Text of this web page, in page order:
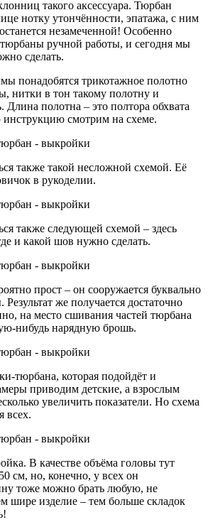
такого аксессуара. Тюрбан
нотку утончённости, эпатажа, с ним
незамеченной! Особенно
тюрбаны ручной работы, и сегодня мы
сделать.
понадобятся трикотажное полотно
нитки в тон такому полотну и
Длина полотна – это полтора обхвата
смотрим на схеме.
также такой несложной схемой. Её
в рукоделии.
также следующей схемой – здесь
и какой шов нужно сделать.
прост – он сооружается буквально
же получается достаточно
на место сшивания частей тюрбана
нибудь нарядную брошь.
тюрбана, которая подойдёт и
приводим детские, а взрослым
увеличить показатели. Но схема
всех.
В качестве объёма головы тут
см, но, конечно, у всех он
тоже можно брать любую, не
шире изделие – тем больше складок